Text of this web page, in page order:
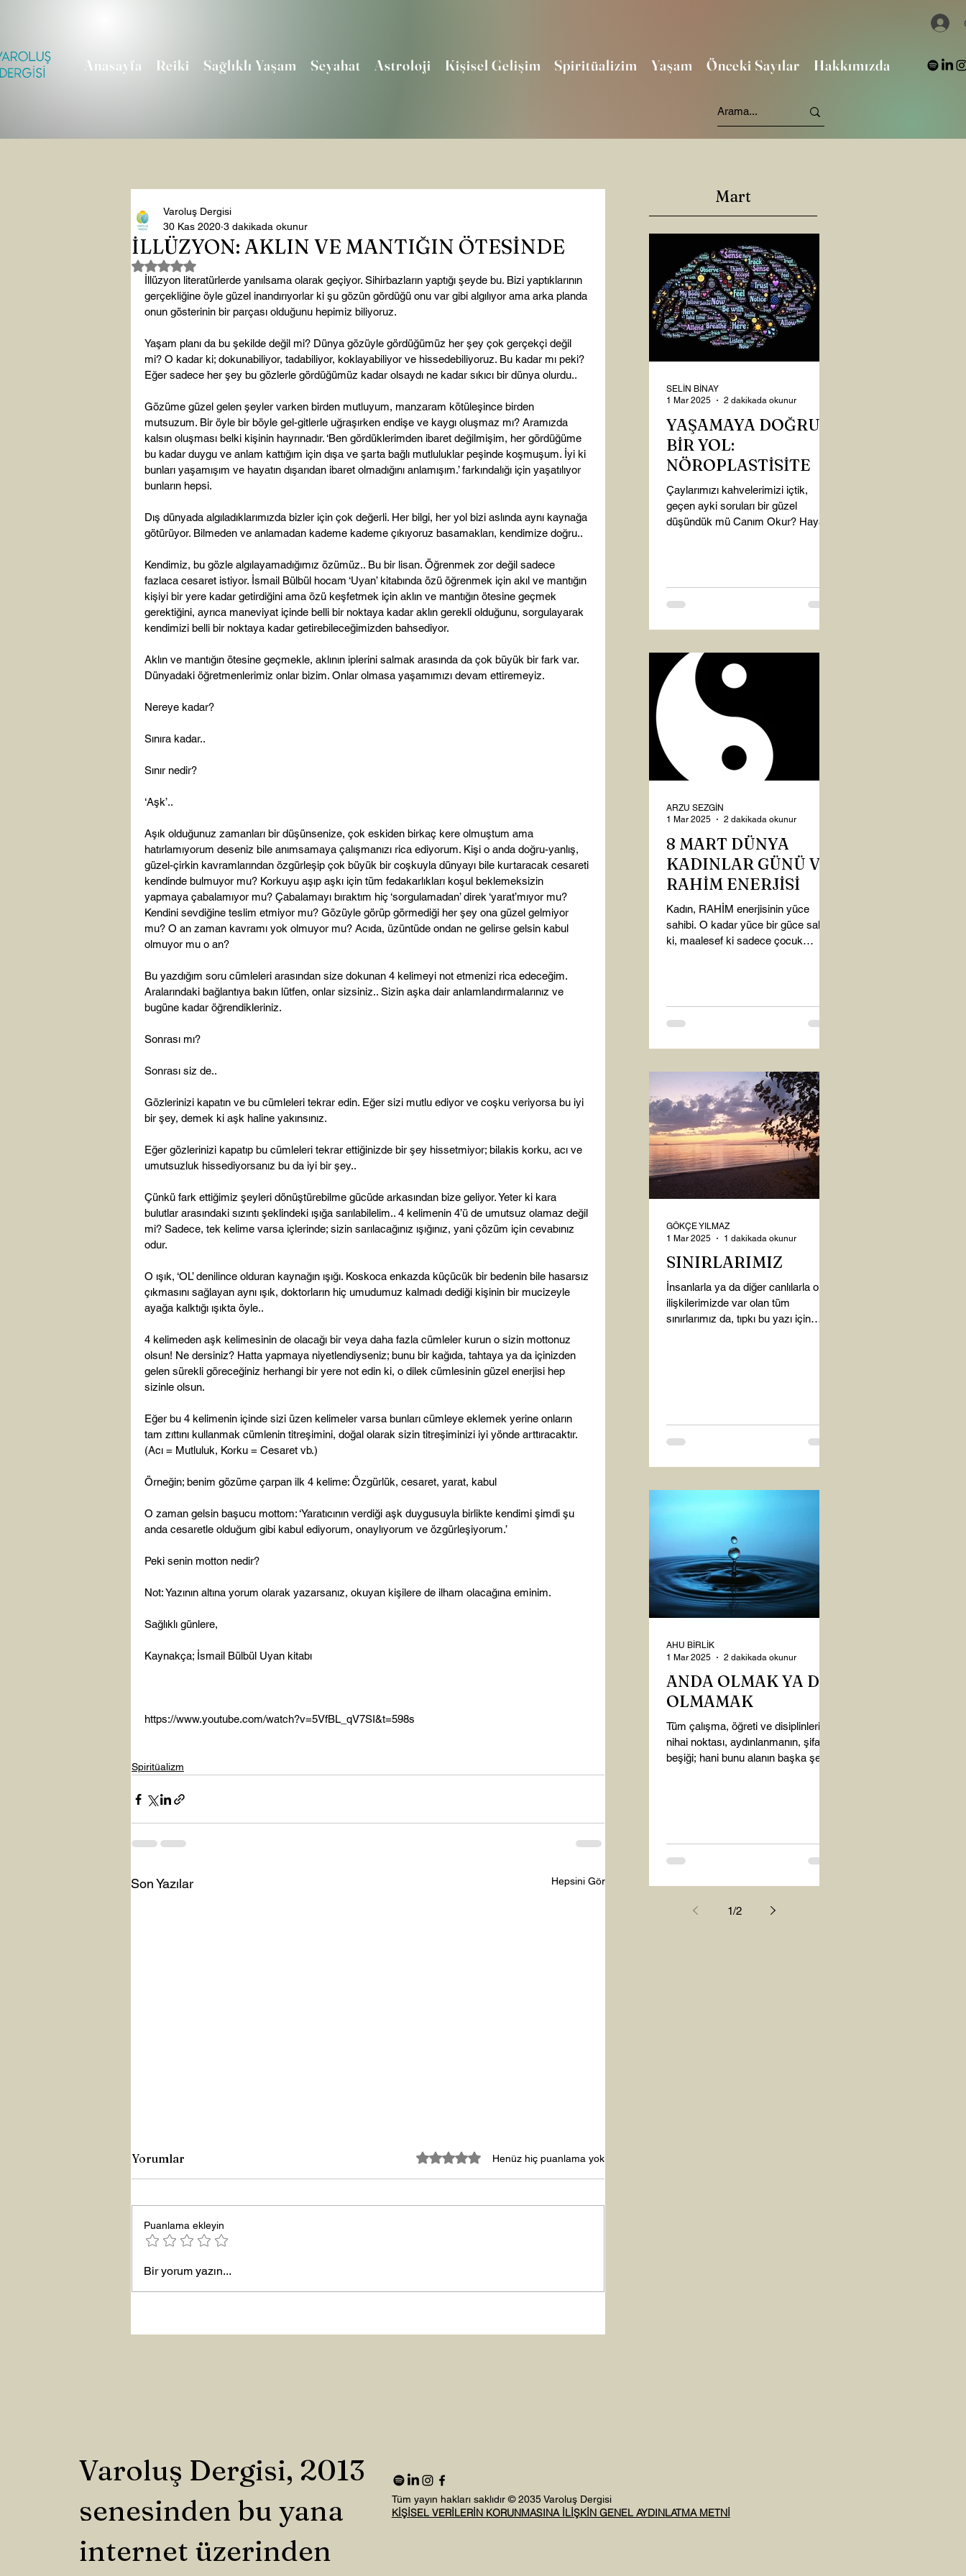
Anasayfa Reiki Sağlıklı Yaşam Seyahat Astroloji Kişisel Gelişim Spiritüalizim Yaşam Önceki Sayılar Hakkımızda
İLLÜZYON: AKLIN VE MANTIĞIN ÖTESİNDE
Varoluş Dergisi
30 Kas 2020 3 dakikada okunur
5 üzerinden NaN yıldız
İllüzyon literatürlerde yanılsama olarak geçiyor. Sihirbazların yaptığı şeyde bu. Bizi yaptıklarının
gerçekliğine öyle güzel inandırıyorlar ki şu gözün gördüğü onu var gibi algılıyor ama arka planda
onun gösterinin bir parçası olduğunu hepimiz biliyoruz.
Yaşam planı da bu şekilde değil mi? Dünya gözüyle gördüğümüz her şey çok gerçekçi değil
mi? O kadar ki; dokunabiliyor, tadabiliyor, koklayabiliyor ve hissedebiliyoruz. Bu kadar mı peki?
Eğer sadece her şey bu gözlerle gördüğümüz kadar olsaydı ne kadar sıkıcı bir dünya olurdu..
Gözüme güzel gelen şeyler varken birden mutluyum, manzaram kötüleşince birden
mutsuzum. Bir öyle bir böyle gel-gitlerle uğraşırken endişe ve kaygı oluşmaz mı? Aramızda
kalsın oluşması belki kişinin hayrınadır. ‘Ben gördüklerimden ibaret değilmişim, her gördüğüme
bu kadar duygu ve anlam kattığım için dışa ve şarta bağlı mutluluklar peşinde koşmuşum. İyi ki
bunları yaşamışım ve hayatın dışarıdan ibaret olmadığını anlamışım.’ farkındalığı için yaşatılıyor
bunların hepsi.
Dış dünyada algıladıklarımızda bizler için çok değerli. Her bilgi, her yol bizi aslında aynı kaynağa
götürüyor. Bilmeden ve anlamadan kademe kademe çıkıyoruz basamakları, kendimize doğru..
Kendimiz, bu gözle algılayamadığımız özümüz.. Bu bir lisan. Öğrenmek zor değil sadece
fazlaca cesaret istiyor. İsmail Bülbül hocam ‘Uyan’ kitabında özü öğrenmek için akıl ve mantığın
kişiyi bir yere kadar getirdiğini ama özü keşfetmek için aklın ve mantığın ötesine geçmek
gerektiğini, ayrıca maneviyat içinde belli bir noktaya kadar aklın gerekli olduğunu, sorgulayarak
kendimizi belli bir noktaya kadar getirebileceğimizden bahsediyor.
Aklın ve mantığın ötesine geçmekle, aklının iplerini salmak arasında da çok büyük bir fark var.
Dünyadaki öğretmenlerimiz onlar bizim. Onlar olmasa yaşamımızı devam ettiremeyiz.
Nereye kadar?
Sınıra kadar..
Sınır nedir?
‘Aşk’..
Aşık olduğunuz zamanları bir düşünsenize, çok eskiden birkaç kere olmuştum ama
hatırlamıyorum deseniz bile anımsamaya çalışmanızı rica ediyorum. Kişi o anda doğru-yanlış,
güzel-çirkin kavramlarından özgürleşip çok büyük bir coşkuyla dünyayı bile kurtaracak cesareti
kendinde bulmuyor mu? Korkuyu aşıp aşkı için tüm fedakarlıkları koşul beklemeksizin
yapmaya çabalamıyor mu? Çabalamayı bıraktım hiç ‘sorgulamadan’ direk ‘yarat’mıyor mu?
Kendini sevdiğine teslim etmiyor mu? Gözüyle görüp görmediği her şey ona güzel gelmiyor
mu? O an zaman kavramı yok olmuyor mu? Acıda, üzüntüde ondan ne gelirse gelsin kabul
olmuyor mu o an?
Bu yazdığım soru cümleleri arasından size dokunan 4 kelimeyi not etmenizi rica edeceğim.
Aralarındaki bağlantıya bakın lütfen, onlar sizsiniz.. Sizin aşka dair anlamlandırmalarınız ve
bugüne kadar öğrendikleriniz.
Sonrası mı?
Sonrası siz de..
Gözlerinizi kapatın ve bu cümleleri tekrar edin. Eğer sizi mutlu ediyor ve coşku veriyorsa bu iyi
bir şey, demek ki aşk haline yakınsınız.
Eğer gözlerinizi kapatıp bu cümleleri tekrar ettiğinizde bir şey hissetmiyor; bilakis korku, acı ve
umutsuzluk hissediyorsanız bu da iyi bir şey..
Çünkü fark ettiğimiz şeyleri dönüştürebilme gücüde arkasından bize geliyor. Yeter ki kara
bulutlar arasındaki sızıntı şeklindeki ışığa sarılabilelim.. 4 kelimenin 4’ü de umutsuz olamaz değil
mi? Sadece, tek kelime varsa içlerinde; sizin sarılacağınız ışığınız, yani çözüm için cevabınız
odur.
O ışık, ‘OL’ denilince olduran kaynağın ışığı. Koskoca enkazda küçücük bir bedenin bile hasarsız
çıkmasını sağlayan aynı ışık, doktorların hiç umudumuz kalmadı dediği kişinin bir mucizeyle
ayağa kalktığı ışıkta öyle..
4 kelimeden aşk kelimesinin de olacağı bir veya daha fazla cümleler kurun o sizin mottonuz
olsun! Ne dersiniz? Hatta yapmaya niyetlendiyseniz; bunu bir kağıda, tahtaya ya da içinizden
gelen sürekli göreceğiniz herhangi bir yere not edin ki, o dilek cümlesinin güzel enerjisi hep
sizinle olsun.
Eğer bu 4 kelimenin içinde sizi üzen kelimeler varsa bunları cümleye eklemek yerine onların
tam zıttını kullanmak cümlenin titreşimini, doğal olarak sizin titreşiminizi iyi yönde arttıracaktır.
(Acı = Mutluluk, Korku = Cesaret vb.)
Örneğin; benim gözüme çarpan ilk 4 kelime: Özgürlük, cesaret, yarat, kabul
O zaman gelsin başucu mottom: ‘Yaratıcının verdiği aşk duygusuyla birlikte kendimi şimdi şu
anda cesaretle olduğum gibi kabul ediyorum, onaylıyorum ve özgürleşiyorum.’
Peki senin motton nedir?
Not: Yazının altına yorum olarak yazarsanız, okuyan kişilere de ilham olacağına eminim.
Sağlıklı günlere,
Kaynakça; İsmail Bülbül Uyan kitabı
https://www.youtube.com/watch?v=5VfBL_qV7SI&t=598s
Spiritüalizm
Son Yazılar Hepsini Gör
Yorumlar 5 üzerinden 0 yıldızHenüz hiç puanlama yok
Puanlama ekleyin
Bir yorum yazın...
Mart
YAŞAMAYA DOĞRU
BİR YOL:
NÖROPLASTİSİTE
Çaylarımızı kahvelerimizi içtik,
geçen ayki soruları bir güzel
düşündük mü Canım Okur? Hayatta
SELİN BİNAY
1 Mar 2025
2 dakikada okunur
8 MART DÜNYA
KADINLAR GÜNÜ VE
RAHİM ENERJİSİ
Kadın, RAHİM enerjisinin yüce
sahibi. O kadar yüce bir güce sahip
ki, maalesef ki sadece çocuk
ARZU SEZGİN
1 Mar 2025
2 dakikada okunur
SINIRLARIMIZ
İnsanlarla ya da diğer canlılarla olan
ilişkilerimizde var olan tüm
sınırlarımız da, tıpkı bu yazı için
GÖKÇE YILMAZ
1 Mar 2025
1 dakikada okunur
ANDA OLMAK YA DA
OLMAMAK
Tüm çalışma, öğreti ve disiplinlerin
nihai noktası, aydınlanmanın, şifanın
beşiği; hani bunu alanın başka şey
AHU BİRLİK
1 Mar 2025
2 dakikada okunur
1/2
Varoluş Dergisi, 2013
senesinden bu yana
internet üzerinden
Tüm yayın hakları saklıdır © 2035 Varoluş Dergisi
KİŞİSEL VERİLERİN KORUNMASINA İLİŞKİN GENEL AYDINLATMA METNİ